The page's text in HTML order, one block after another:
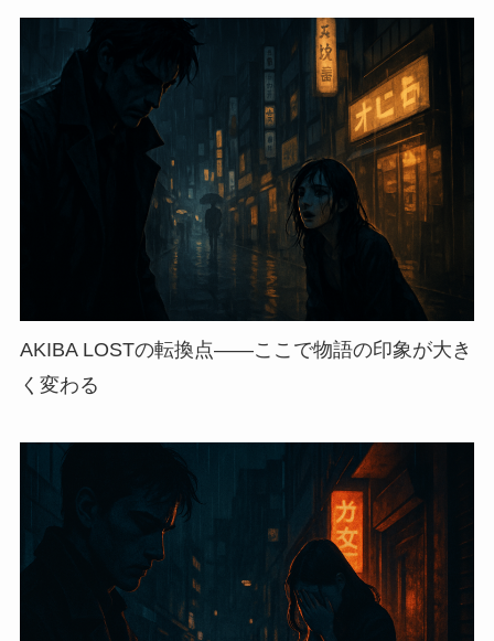
AKIBA LOSTの転換点——ここで物語の印象が大き
く変わる